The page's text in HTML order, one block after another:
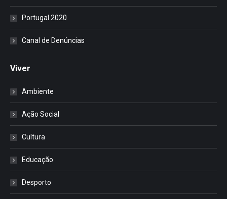
Portugal 2020
Canal de Denúncias
Viver
Ambiente
Ação Social
Cultura
Educação
Desporto